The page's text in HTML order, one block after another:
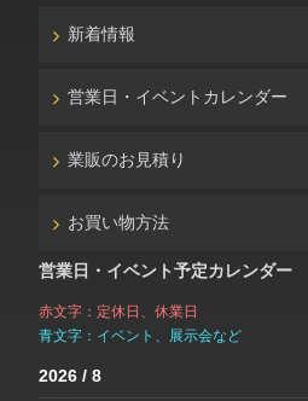
新着情報
営業日・イベントカレンダー
業販のお見積り
お買い物方法
営業日・イベント予定カレンダー
赤文字：定休日、休業日
青文字：イベント、展示会など
2026 / 8